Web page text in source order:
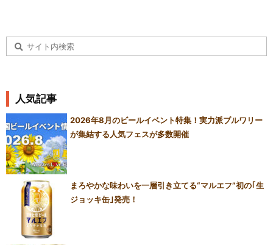
人気記事
2026年8月のビールイベント特集！実力派ブルワリー
が集結する人気フェスが多数開催
まろやかな味わいを一層引き立てる“マルエフ”初の｢生
ジョッキ缶｣発売！